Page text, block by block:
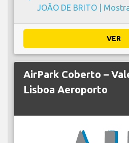
JOÃO DE BRITO |
VER
AirPark Coberto –
Lisboa Aeroporto